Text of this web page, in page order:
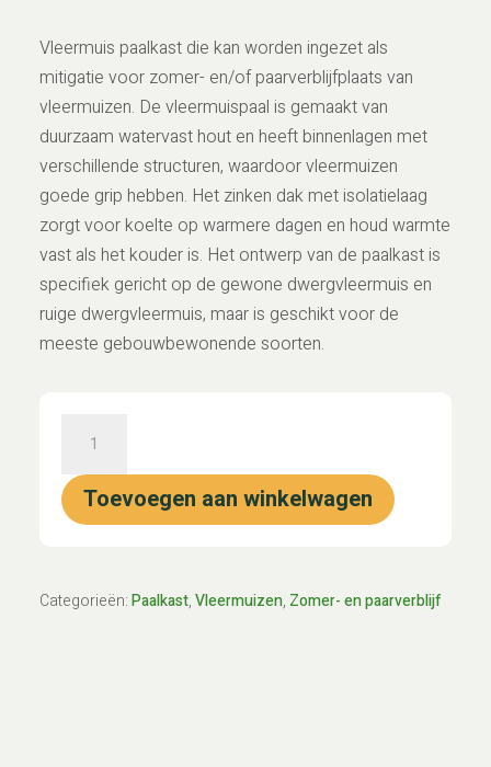
Vleermuis paalkast die kan worden ingezet als
mitigatie voor zomer- en/of paarverblijfplaats van
vleermuizen. De vleermuispaal is gemaakt van
duurzaam watervast hout en heeft binnenlagen met
verschillende structuren, waardoor vleermuizen
goede grip hebben. Het zinken dak met isolatielaag
zorgt voor koelte op warmere dagen en houd warmte
vast als het kouder is. Het ontwerp van de paalkast is
specifiek gericht op de gewone dwergvleermuis en
ruige dwergvleermuis, maar is geschikt voor de
meeste gebouwbewonende soorten.
"Terra"
aantalToevoegen aan winkelwagen
Categorieën:Paalkast,Vleermuizen, Zomer- en paarverblijf